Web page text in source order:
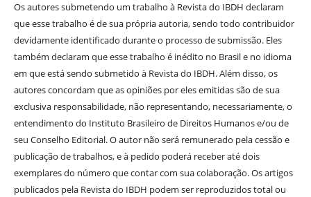
Os autores submetendo um trabalho à Revista do IBDH declaram
que esse trabalho é de sua própria autoria, sendo todo contribuidor
devidamente identificado durante o processo de submissão. Eles
também declaram que esse trabalho é inédito no Brasil e no idioma
em que está sendo submetido à Revista do IBDH. Além disso, os
autores concordam que as opiniões por eles emitidas são de sua
exclusiva responsabilidade, não representando, necessariamente, o
entendimento do Instituto Brasileiro de Direitos Humanos e/ou de
seu Conselho Editorial. O autor não será remunerado pela cessão e
publicação de trabalhos, e à pedido poderá receber até dois
exemplares do número que contar com sua colaboração. Os artigos
publicados pela Revista do IBDH podem ser reproduzidos total ou